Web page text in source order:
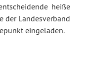
heiße
der Landesverband
eingeladen.